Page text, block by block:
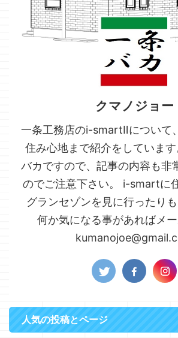
クマノジョー
一条工務店のi-smartⅡについて
住み心地まで紹介をしていま
バカですので、記事の内容も非
のでご注意下さい。 i-smartに
グランセゾンを見に行ったりも
何か気になる事があればメー
人気の投稿とページ